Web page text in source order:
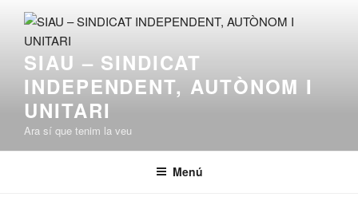
contingut
SIAU – SINDICAT
INDEPENDENT, AUTÒNOM I
UNITARI
Ara sí que tenim la veu
Menú